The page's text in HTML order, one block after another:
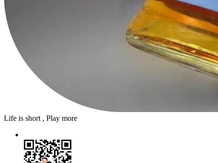
Life is short , Play more